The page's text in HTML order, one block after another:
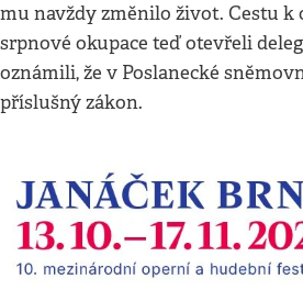
mu navždy změnilo život. Cestu k
srpnové okupace teď otevřeli
oznámili, že v Poslanecké
příslušný zákon.